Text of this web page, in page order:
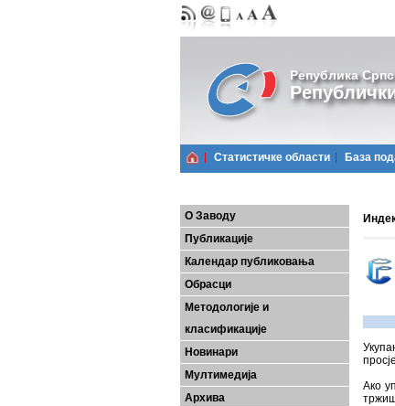
Република
Статистичке области Базa
О Заводу
Публикације
Календар публиковања
Обрасци
Методологије и
класификације
Новинари
Мултимедија
Архива
Ако